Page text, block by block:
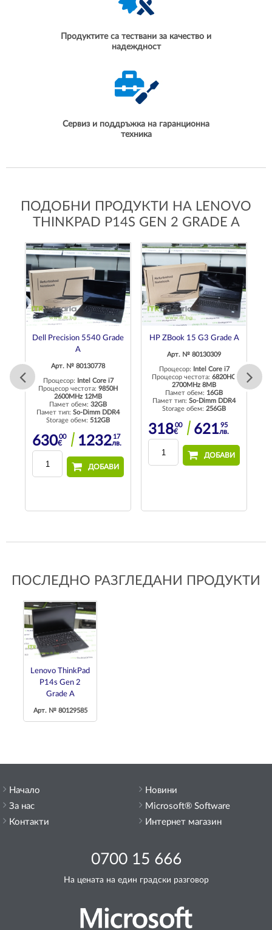
Продуктите са тествани за качество и
надеждност
Сервиз и поддръжка на гаранционна
техника
ПОДОБНИ ПРОДУКТИ НА LENOVO
THINKPAD P14S GEN 2 GRADE A
Dell Precision 5540 Grade
A
Арт. № 80130778
Процесор:
Intel Core i7
Процесор честота: 9850H
2600MHz 12MB
Памет обем: 32GB
Памет тип: So-Dimm DDR4
Storage обем: 512GB
63000
€ 123217
лв.
ДОБАВИ
HP ZBook 15 G3 Grade A
Арт. № 80130309
Процесор:
Intel Core i7
Процесор честота: 6820HQ
2700MHz 8MB
Памет обем: 16GB
Памет тип: So-Dimm DDR4
Storage обем: 256GB
31800
€ 62195
лв.
ДОБАВИ
ПОСЛЕДНО РАЗГЛЕДАНИ ПРОДУКТИ
Lenovo ThinkPad
P14s Gen 2
Grade A
Арт. № 80129585
Начало
За нас
Контакти
0700 15 666
На цената на един градски разговор
Новини
Microsoft® Software
Интернет магазин